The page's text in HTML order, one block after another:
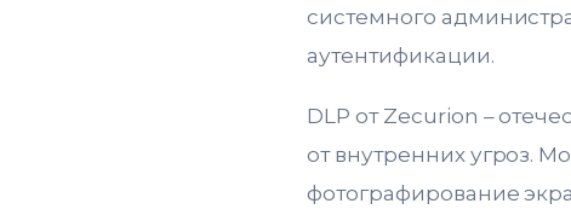
системного
аутентификации.
DLP от Zecurion –
от внутренних угроз.
фотографирование